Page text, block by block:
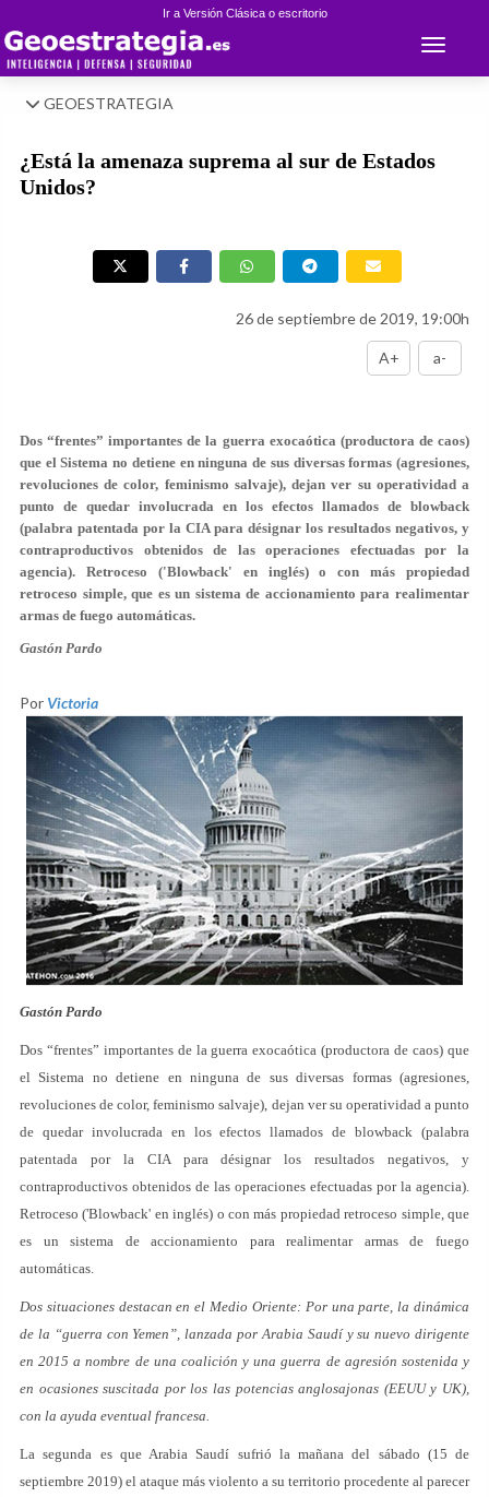
Ir a Versión Clásica o escritorio
Toggle
GEOESTRATEGIA
¿Está la amenaza suprema al sur de Estados
Unidos?
26 de septiembre de 2019, 19:00h
A+ a-
Dos “frentes” importantes de la guerra exocaótica (productora de caos)
que el Sistema no detiene en ninguna de sus diversas formas (agresiones,
revoluciones de color, feminismo salvaje), dejan ver su operatividad a
punto de quedar involucrada en los efectos llamados de blowback
(palabra patentada por la CIA para désignar los resultados negativos, y
contraproductivos obtenidos de las operaciones efectuadas por la
agencia). Retroceso ('Blowback' en inglés) o con más propiedad
retroceso simple, que es un sistema de accionamiento para realimentar
armas de fuego automáticas.
Gastón Pardo
Por Victoria
Gastón Pardo
Dos “frentes” importantes de la guerra exocaótica (productora de caos) que
el Sistema no detiene en ninguna de sus diversas formas (agresiones,
revoluciones de color, feminismo salvaje), dejan ver su operatividad a punto
de quedar involucrada en los efectos llamados de blowback (palabra
patentada por la CIA para désignar los resultados negativos, y
contraproductivos obtenidos de las operaciones efectuadas por la agencia).
Retroceso ('Blowback' en inglés) o con más propiedad retroceso simple, que
es un sistema de accionamiento para realimentar armas de fuego
automáticas.
Dos situaciones destacan en el Medio Oriente: Por una parte, la dinámica
de la “guerra con Yemen”, lanzada por Arabia Saudí y su nuevo dirigente
en 2015 a nombre de una coalición y una guerra de agresión sostenida y
en ocasiones suscitada por los las potencias anglosajonas (EEUU y UK),
con la ayuda eventual francesa.
La segunda es que Arabia Saudí sufrió la mañana del sábado (15 de
septiembre 2019) el ataque más violento a su territorio procedente al parecer